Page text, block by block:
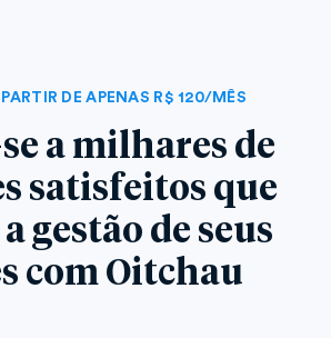
PARTIR DE APENAS R$ 120/MÊS
a milhares de
satisfeitos que
gestão de seus
com Oitchau